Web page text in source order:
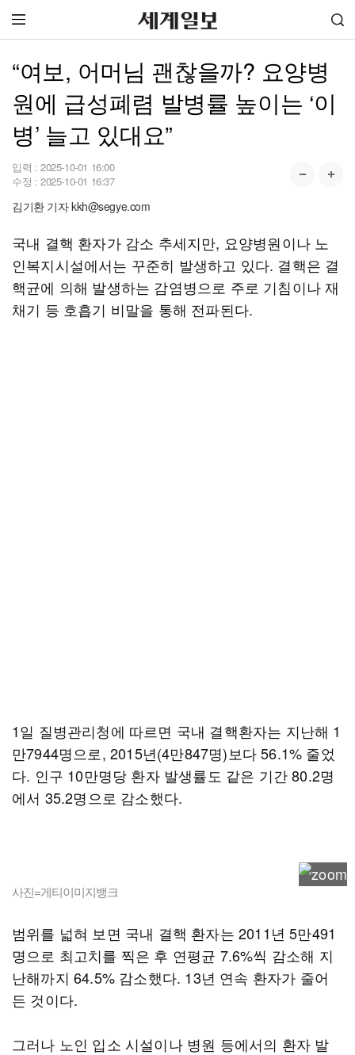
“여보, 어머님 괜찮을까? 요양병
원에 급성폐렴 발병률 높이는 ‘이
병’ 늘고 있대요”
입력 : 2025-10-01 16:00
수정 : 2025-10-01 16:37
김기환 기자 kkh@segye.com
국내 결핵 환자가 감소 추세지만, 요양병원이나 노
인복지시설에서는 꾸준히 발생하고 있다. 결핵은 결
핵균에 의해 발생하는 감염병으로 주로 기침이나 재
채기 등 호흡기 비말을 통해 전파된다.
1일 질병관리청에 따르면 국내 결핵환자는 지난해 1
만7944명으로, 2015년(4만847명)보다 56.1% 줄었
다. 인구 10만명당 환자 발생률도 같은 기간 80.2명
에서 35.2명으로 감소했다.
사진=게티이미지뱅크
범위를 넓혀 보면 국내 결핵 환자는 2011년 5만491
명으로 최고치를 찍은 후 연평균 7.6%씩 감소해 지
난해까지 64.5% 감소했다. 13년 연속 환자가 줄어
든 것이다.
그러나 노인 입소 시설이나 병원 등에서의 환자 발